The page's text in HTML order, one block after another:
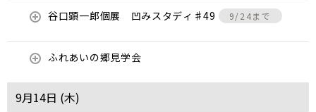
谷口顕一郎個展 凹みスタディ♯49 9/24まで
ふれあいの郷見学会
9月14日 (木)